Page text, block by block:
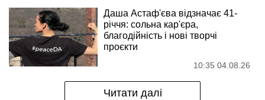
Даша Астаф'єва відзначає 41-
річчя: сольна кар'єра,
благодійність і нові творчі
проєкти
10:35 04.08.26
Читати далі